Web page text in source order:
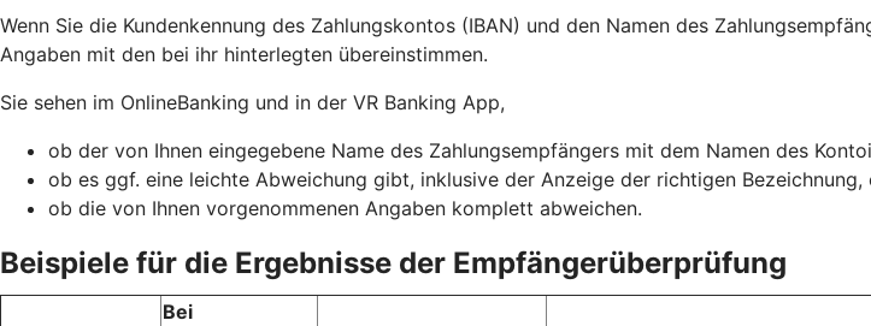
Wenn Sie die Kundenkennung des Zahlungskontos (IBAN) und den Namen des
Angaben mit den bei ihr hinterlegten übereinstimmen.
Sie sehen im OnlineBanking und in der VR Banking App,
ob der von Ihnen eingegebene Name des Zahlungsempfängers mit dem Namen des
ob es ggf. eine leichte Abweichung gibt, inklusive der Anzeige der richtigen Bezeichnung,
ob die von Ihnen vorgenommenen Angaben komplett abweichen.
Beispiele für die Ergebnisse der Empfängerüberprüfung
Bei